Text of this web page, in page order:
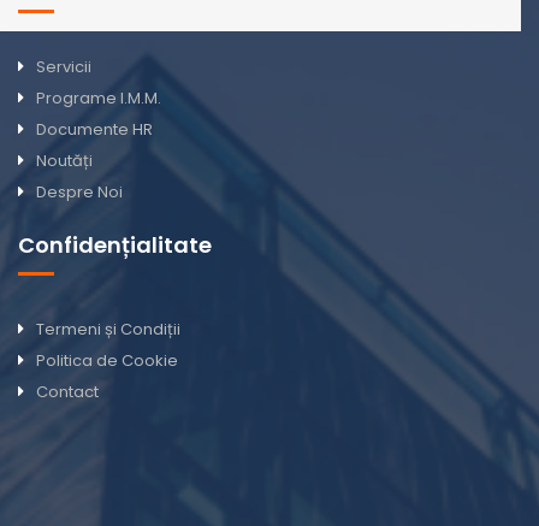
Servicii
Programe I.M.M.
Documente HR
Noutăți
Despre Noi
Confidențialitate
Termeni și Condiții
Politica de Cookie
Contact